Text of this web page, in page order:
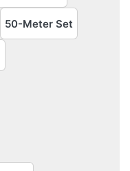
50-Meter Set